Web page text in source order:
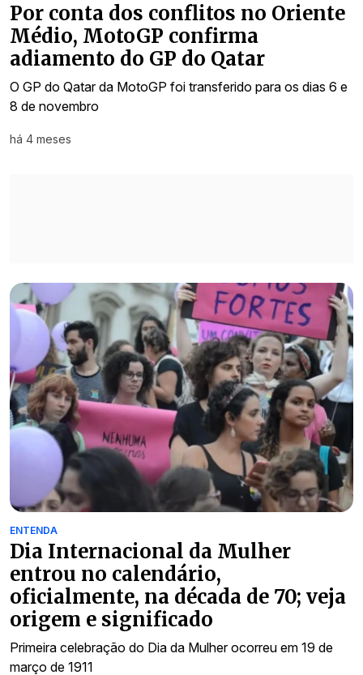
Por conta dos conflitos no Oriente
Médio, MotoGP confirma
adiamento do GP do Qatar
O GP do Qatar da MotoGP foi transferido para os dias 6 e
8 de novembro
há 4 meses
ENTENDA
Dia Internacional da Mulher
entrou no calendário,
oficialmente, na década de 70; veja
origem e significado
Primeira celebração do Dia da Mulher ocorreu em 19 de
março de 1911